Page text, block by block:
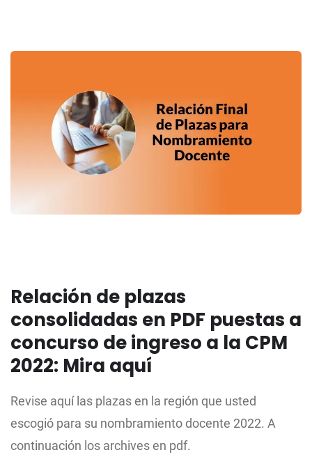
Relación de plazas
consolidadas en PDF puestas a
concurso de ingreso a la CPM
2022: Mira aquí
Revise aquí las plazas en la región que usted
escogió para su nombramiento docente 2022. A
continuación los archives en pdf.